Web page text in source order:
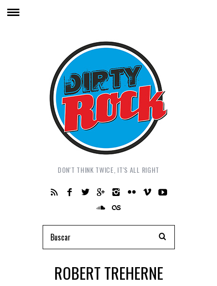
DON'T THINK TWICE, IT'S ALL RIGHT
ROBERT TREHERNE